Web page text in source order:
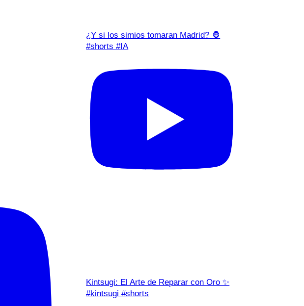
¿Y si los simios tomaran Madrid? 🦍
#shorts #IA
Kintsugi: El Arte de Reparar con Oro ✨
#kintsugi #shorts